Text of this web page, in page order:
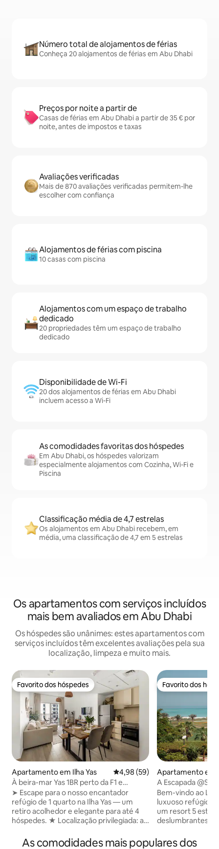
Número total de alojamentos de férias
Conheça 20 alojamentos de férias em Abu Dhabi
Preços por noite a partir de
Casas de férias em Abu Dhabi a partir de 35 € por
noite, antes de impostos e taxas
Avaliações verificadas
Mais de 870 avaliações verificadas permitem-lhe
escolher com confiança
Alojamentos de férias com piscina
10 casas com piscina
Alojamentos com um espaço de trabalho
dedicado
20 propriedades têm um espaço de trabalho
dedicado
Disponibilidade de Wi-Fi
20 dos alojamentos de férias em Abu Dhabi
incluem acesso a Wi-Fi
As comodidades favoritas dos hóspedes
Em Abu Dhabi, os hóspedes valorizam
especialmente alojamentos com Cozinha, Wi-Fi e
Piscina
Classificação média de 4,7 estrelas
Os alojamentos em Abu Dhabi recebem, em
média, uma classificação de 4,7 em 5 estrelas
Os apartamentos com serviços incluídos
mais bem avaliados em Abu Dhabi
Os hóspedes são unânimes: estes apartamentos com
serviços incluídos têm excelentes avaliações pela sua
localização, limpeza e muito mais.
Favorito dos hóspedes
Favorito dos hóspedes
Apartamento em Ilha Yas Classificação média de 4,98
4,98 (59)
À beira-mar Yas 1BR perto da F1 e
poupança em bilhetes
➤ Escape para o nosso encantador
refúgio de 1 quarto na Ilha Yas — um
retiro acolhedor e elegante para até 4
hóspedes. ★ Localização privilegiada: a
e a poucos minutos da Etihad Arena e do
Favorito dos
Favorito dos
Apartamento em
yat
A Escapada @St
Bem-vindo ao
luxuoso refúgio
um resort 5 estrelas! Experimente
deslumbrantes,
da vida
As comodidades mais populares dos